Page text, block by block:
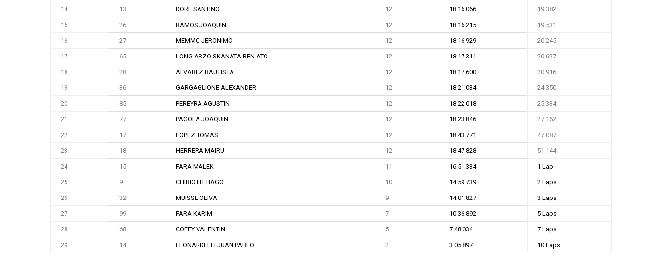
14 13 DORE SANTINO 12 18:16.066 19.382
15 26 RAMOS JOAQUIN 12 18:16.215 19.531
16 27 MEMMO JERONIMO 12 18:16.929 20.245
17 65 LONG ARZO SKANATA REN ATO 12 18:17.311 20.627
18 28 ALVAREZ BAUTISTA 12 18:17.600 20.916
19 36 GARGAGLIONE ALEXANDER 12 18:21.034 24.350
20 85 PEREYRA AGUSTIN 12 18:22.018 25.334
21 77 PAGOLA JOAQUIN 12 18:23.846 27.162
22 17 LOPEZ TOMAS 12 18:43.771 47.087
23 18 HERRERA MAIRU 12 18:47.828 51.144
24 15 FARA MALEK 11 16:51.334 1 Lap
25 9 CHIRIOTTI TIAGO 10 14:59.739 2 Laps
26 32 MUISSE OLIVA 9 14:01.827 3 Laps
27 99 FARA KARIM 7 10:36.892 5 Laps
28 68 COFFY VALENTIN 5 7:48.034 7 Laps
29 14 LEONARDELLI JUAN PABLO 2 3:05.897 10 Laps